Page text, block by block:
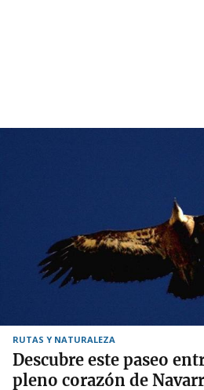
RUTAS Y NATURALEZA
Descubre este paseo
pleno corazón de